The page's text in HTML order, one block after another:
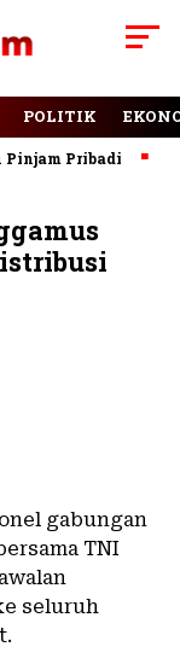
POLITIK
Pribadi
gabungan
TNI
seluruh